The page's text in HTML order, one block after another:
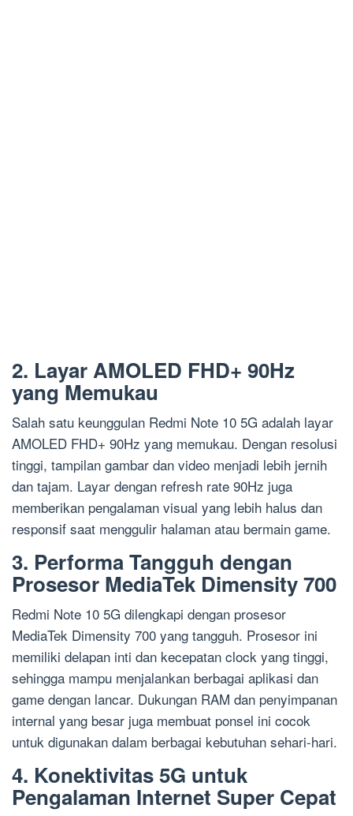
2. Layar AMOLED FHD+ 90Hz
yang Memukau
Salah satu keunggulan Redmi Note 10 5G adalah layar
AMOLED FHD+ 90Hz yang memukau. Dengan resolusi
tinggi, tampilan gambar dan video menjadi lebih jernih
dan tajam. Layar dengan refresh rate 90Hz juga
memberikan pengalaman visual yang lebih halus dan
responsif saat menggulir halaman atau bermain game.
3. Performa Tangguh dengan
Prosesor MediaTek Dimensity 700
Redmi Note 10 5G dilengkapi dengan prosesor
MediaTek Dimensity 700 yang tangguh. Prosesor ini
memiliki delapan inti dan kecepatan clock yang tinggi,
sehingga mampu menjalankan berbagai aplikasi dan
game dengan lancar. Dukungan RAM dan penyimpanan
internal yang besar juga membuat ponsel ini cocok
untuk digunakan dalam berbagai kebutuhan sehari-hari.
4. Konektivitas 5G untuk
Pengalaman Internet Super Cepat